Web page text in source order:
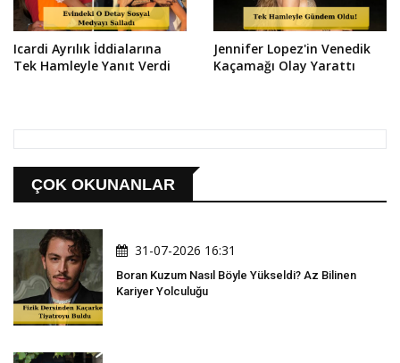
Icardi Ayrılık İddialarına
Tek Hamleyle Yanıt Verdi
Jennifer Lopez'in Venedik
Kaçamağı Olay Yarattı
ÇOK OKUNANLAR
31-07-2026 16:31
Boran Kuzum Nasıl Böyle Yükseldi? Az Bilinen
Kariyer Yolculuğu